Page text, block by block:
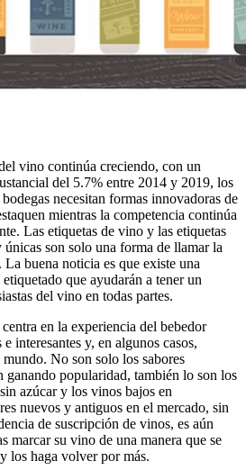
vino continúa creciendo, con un
del 5.7% entre 2014 y 2019, los
necesitan formas innovadoras de
mientras la competencia continúa
Las etiquetas de vino y las etiquetas
son solo una forma de llamar la
buena noticia es que existe una
que ayudarán a tener un
del vino en todas partes.
en la experiencia del bebedor
interesantes y, en algunos casos,
No son solo los sabores
ganando popularidad, también lo son los
azúcar y los vinos bajos en
nuevos y antiguos en el mercado, sin
de suscripción de vinos, es aún
marcar su vino de una manera que se
los haga volver por más.